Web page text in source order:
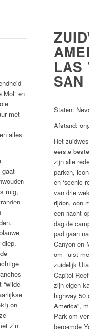
Mol” en
met
alles
gaat
ruig,
diep.
“wilde
en
z’n
LAS
SAN
Staten:
Afstand:
Het
eerste
zijn alle
parken,
en ‘scenic
van drie
rijden, een
een nacht
dag de
pad gaan
Canyon en
om -juist
zuidelijk
Capitol
zijn eigen
highway 50
America”,
Park om
beroemde